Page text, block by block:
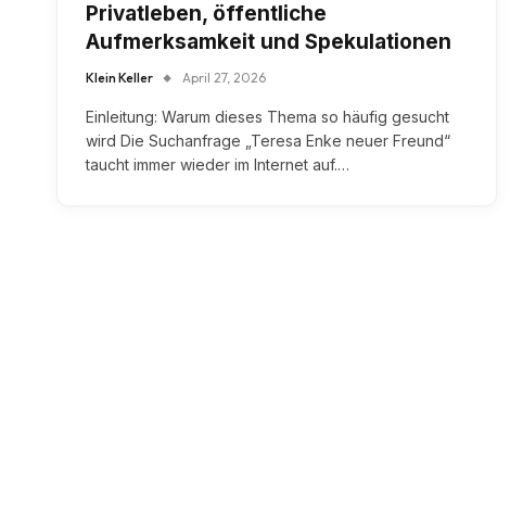
Privatleben, öffentliche
Aufmerksamkeit und Spekulationen
Klein Keller April 27, 2026
Einleitung: Warum dieses Thema so häufig gesucht
wird Die Suchanfrage „Teresa Enke neuer Freund“
taucht immer wieder im Internet auf.…